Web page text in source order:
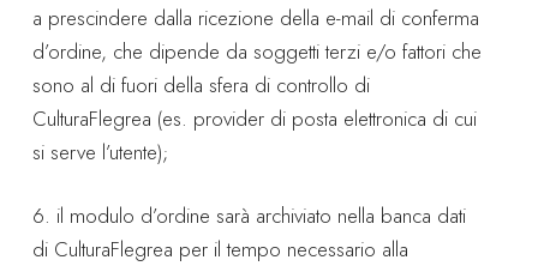
a prescindere dalla ricezione della e-mail di conferma
d’ordine, che dipende da soggetti terzi e/o fattori che
sono al di fuori della sfera di controllo di
CulturaFlegrea (es. provider di posta elettronica di cui
si serve l’utente);
6. il modulo d’ordine sarà archiviato nella banca dati
di CulturaFlegrea per il tempo necessario alla